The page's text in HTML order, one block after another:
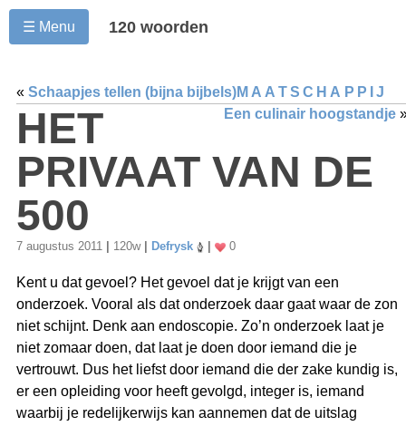
☰ Menu 120 woorden
« Schaapjes tellen (bijna bijbels)
Een culinair hoogstandje
MAATSCHAPPIJ
HET
PRIVAAT VAN DE
500
7 augustus 2011 120w Defrysk 0
Kent u dat gevoel? Het gevoel dat je krijgt van een
onderzoek. Vooral als dat onderzoek daar gaat waar de zon
niet schijnt. Denk aan endoscopie. Zo’n onderzoek laat je
niet zomaar doen, dat laat je doen door iemand die je
vertrouwt. Dus het liefst door iemand die der zake kundig is,
er een opleiding voor heeft gevolgd, integer is, iemand
waarbij je redelijkerwijs kan aannemen dat de uitslag